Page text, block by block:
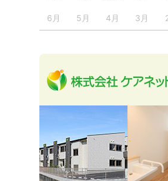
6月 5月 4月 3月